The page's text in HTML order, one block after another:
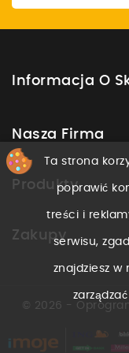
Informacja O
Nasza Firma
Produkty
Zakupy
Ta strona
poprawić
treści i
serwisu,
znajdziesz w
© 2026 -